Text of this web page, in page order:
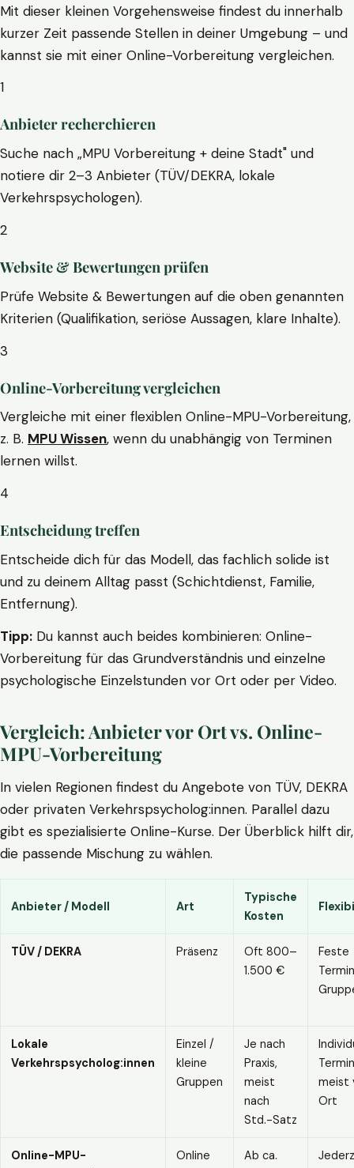
Mit dieser kleinen Vorgehensweise findest du innerhalb
kurzer Zeit passende Stellen in deiner Umgebung – und
kannst sie mit einer Online-Vorbereitung vergleichen.
1
Anbieter recherchieren
Suche nach „MPU Vorbereitung + deine Stadt" und
notiere dir 2–3 Anbieter (TÜV/DEKRA, lokale
Verkehrspsychologen).
2
Website & Bewertungen prüfen
Prüfe Website & Bewertungen auf die oben genannten
Kriterien (Qualifikation, seriöse Aussagen, klare Inhalte).
3
Online-Vorbereitung vergleichen
Vergleiche mit einer flexiblen Online-MPU-Vorbereitung,
z. B. MPU Wissen, wenn du unabhängig von Terminen
lernen willst.
4
Entscheidung treffen
Entscheide dich für das Modell, das fachlich solide ist
und zu deinem Alltag passt (Schichtdienst, Familie,
Entfernung).
Tipp: Du kannst auch beides kombinieren: Online-
Vorbereitung für das Grundverständnis und einzelne
psychologische Einzelstunden vor Ort oder per Video.
Vergleich: Anbieter vor Ort vs. Online-
MPU-Vorbereitung
In vielen Regionen findest du Angebote von TÜV, DEKRA
oder privaten Verkehrspsycholog:innen. Parallel dazu
gibt es spezialisierte Online-Kurse. Der Überblick hilft dir,
die passende Mischung zu wählen.
Anbieter / Modell Art
Typische
Kosten
TÜV / DEKRA Präsenz
Oft 800–
1.500 €
Feste
Lokale
Verkehrspsycholog:innen
Einzel /
kleine
Gruppen
Je nach
Praxis,
meist
nach
Std.-Satz
meist
Ort
Online-MPU-
Online
Ab ca.